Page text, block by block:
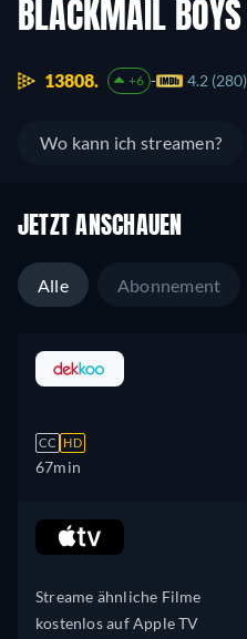
BLACKMAIL BOYS
13808. +6 4.2 (280)
Wo kann ich streamen?
JETZT ANSCHAUEN
Alle Abonnement
CC HD
67min
Streame ähnliche Filme
kostenlos auf Apple TV